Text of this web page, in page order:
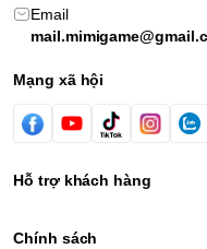
Email
Mạng xã hội
Hỗ trợ khách hàng
Chính sách